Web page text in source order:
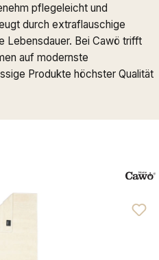
pflegeleicht und
durch extraflauschige
Lebensdauer. Bei Cawö trifft
auf modernste
Produkte höchster Qualität
von 4.61 von 5 Sternen